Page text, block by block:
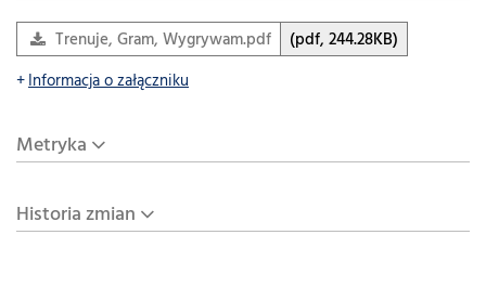
Trenuje, Gram, Wygrywam.pdf
(pdf, 244.28KB)
Informacja o załączniku
Metryka
Historia zmian